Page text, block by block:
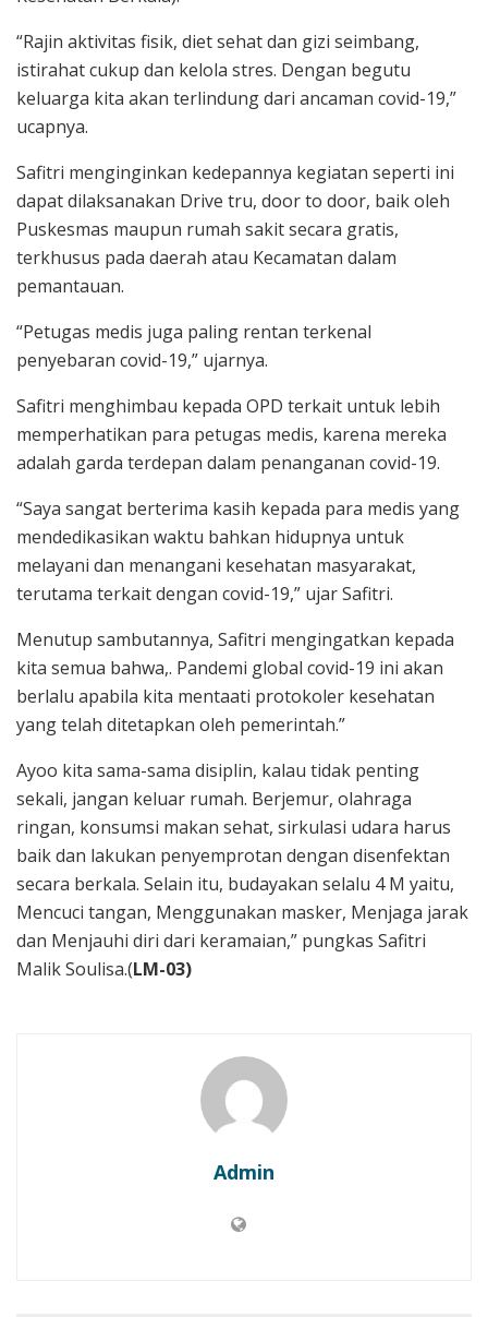
“Rajin aktivitas fisik, diet sehat dan gizi seimbang,
istirahat cukup dan kelola stres. Dengan begutu
keluarga kita akan terlindung dari ancaman covid-19,”
ucapnya.
Safitri menginginkan kedepannya kegiatan seperti ini
dapat dilaksanakan Drive tru, door to door, baik oleh
Puskesmas maupun rumah sakit secara gratis,
terkhusus pada daerah atau Kecamatan dalam
pemantauan.
“Petugas medis juga paling rentan terkenal
penyebaran covid-19,” ujarnya.
Safitri menghimbau kepada OPD terkait untuk lebih
memperhatikan para petugas medis, karena mereka
adalah garda terdepan dalam penanganan covid-19.
“Saya sangat berterima kasih kepada para medis yang
mendedikasikan waktu bahkan hidupnya untuk
melayani dan menangani kesehatan masyarakat,
terutama terkait dengan covid-19,” ujar Safitri.
Menutup sambutannya, Safitri mengingatkan kepada
kita semua bahwa,. Pandemi global covid-19 ini akan
berlalu apabila kita mentaati protokoler kesehatan
yang telah ditetapkan oleh pemerintah.”
Ayoo kita sama-sama disiplin, kalau tidak penting
sekali, jangan keluar rumah. Berjemur, olahraga
ringan, konsumsi makan sehat, sirkulasi udara harus
baik dan lakukan penyemprotan dengan disenfektan
secara berkala. Selain itu, budayakan selalu 4 M yaitu,
Mencuci tangan, Menggunakan masker, Menjaga jarak
dan Menjauhi diri dari keramaian,” pungkas Safitri
Malik Soulisa.(LM-03)
Admin